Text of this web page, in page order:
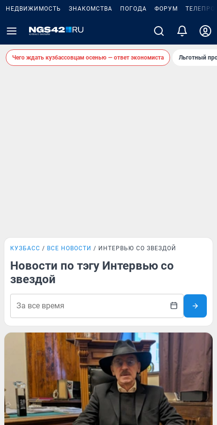
НЕДВИЖИМОСТЬ ЗНАКОМСТВА ПОГОДА ФОРУМ
Чего ждать кузбассовцам осенью — ответ экономиста Льготный
КУЗБАСС ВСЕ НОВОСТИ ИНТЕРВЬЮ СО ЗВЕЗДОЙ
Новости по тэгу Интервью со
звездой